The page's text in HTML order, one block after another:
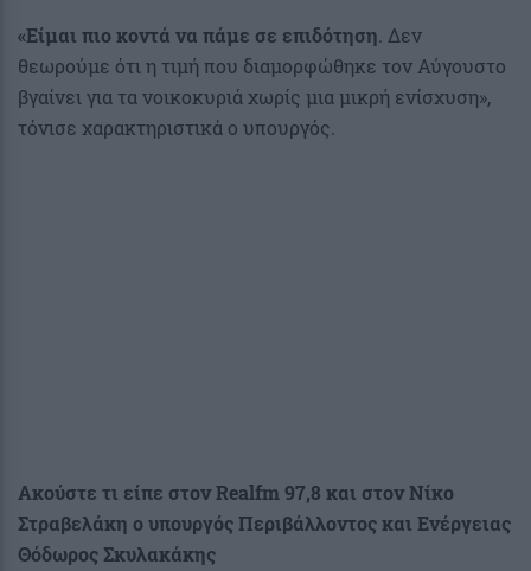
«Είμαι πιο κοντά να πάμε σε επιδότηση. Δεν
θεωρούμε ότι η τιμή που διαμορφώθηκε τον Αύγουστο
βγαίνει για τα νοικοκυριά χωρίς μια μικρή ενίσχυση»,
τόνισε χαρακτηριστικά ο υπουργός.
Ακούστε τι είπε στον Realfm 97,8 και στον Νίκο
Στραβελάκη ο υπουργός Περιβάλλοντος και Ενέργειας
Θόδωρος Σκυλακάκης